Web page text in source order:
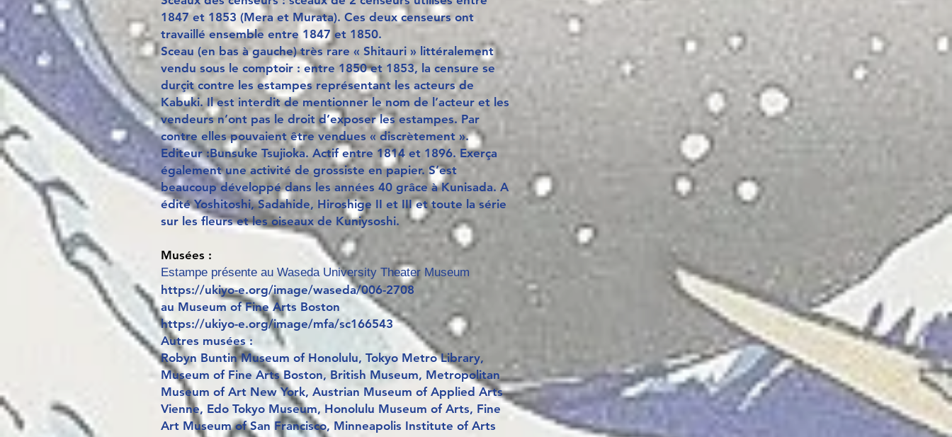
1847 et 1853 (Mera et Murata). Ces deux censeurs ont
travaillé ensemble entre 1847 et 1850.
Sceau (en bas à gauche) très rare « Shitauri » littéralement
vendu sous le comptoir : entre 1850 et 1853, la censure se
durçit contre les estampes représentant les acteurs de
Kabuki. Il est interdit de mentionner le nom de l’acteur et les
vendeurs n’ont pas le droit d’exposer les estampes. Par
contre elles pouvaient être vendues « discrètement ».
Editeur :Bunsuke Tsujioka. Actif entre 1814 et 1896. Exerça
également une activité de grossiste en papier. S’est
beaucoup développé dans les années 40 grâce à Kunisada. A
édité Yoshitoshi, Sadahide, Hiroshige II et III et toute la série
sur les fleurs et les oiseaux de Kuniysoshi.
Musées :
Estampe présente au Waseda University Theater Museum
https://ukiyo-e.org/image/waseda/006-2708
au Museum of Fine Arts Boston
https://ukiyo-e.org/image/mfa/sc166543
Autres musées :
Robyn Buntin Museum of Honolulu, Tokyo Metro Library,
Museum of Fine Arts Boston, British Museum, Metropolitan
Museum of Art New York, Austrian Museum of Applied Arts
Vienne, Edo Tokyo Museum, Honolulu Museum of Arts, Fine
Art Museum of San Francisco, Minneapolis Institute of Arts